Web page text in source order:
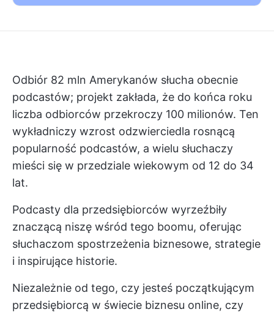
Odbiór 82 mln Amerykanów słucha obecnie
podcastów; projekt zakłada, że do końca roku
liczba odbiorców przekroczy 100 milionów. Ten
wykładniczy wzrost odzwierciedla rosnącą
popularność podcastów, a wielu słuchaczy
mieści się w przedziale wiekowym od 12 do 34
lat.
Podcasty dla przedsiębiorców wyrzeźbiły
znaczącą niszę wśród tego boomu, oferując
słuchaczom spostrzeżenia biznesowe, strategie
i inspirujące historie.
Niezależnie od tego, czy jesteś początkującym
przedsiębiorcą w świecie biznesu online, czy